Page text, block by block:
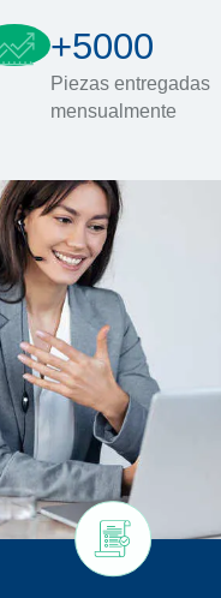
+5000
Piezas entregadas
mensualmente